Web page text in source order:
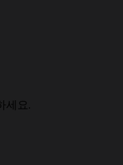
세요.